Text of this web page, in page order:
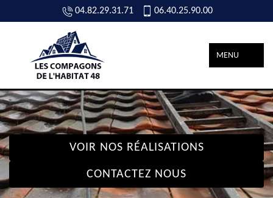
04.82.29.31.71 06.40.25.90.00
MENU
VOIR NOS RÉALISATIONS
CONTACTEZ NOUS